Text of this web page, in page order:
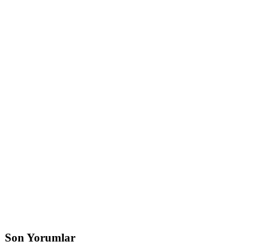
Son Yorumlar